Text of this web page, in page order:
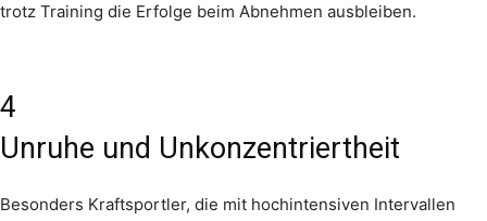
trotz Training die Erfolge beim Abnehmen ausbleiben.
4
Unruhe und Unkonzentriertheit
Besonders Kraftsportler, die mit hochintensiven Intervallen